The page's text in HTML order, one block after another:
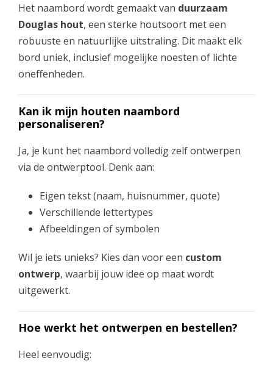
Het naambord wordt gemaakt van duurzaam
Douglas hout, een sterke houtsoort met een
robuuste en natuurlijke uitstraling. Dit maakt elk
bord uniek, inclusief mogelijke noesten of lichte
oneffenheden.
Kan ik mijn houten naambord
personaliseren?
Ja, je kunt het naambord volledig zelf ontwerpen
via de ontwerptool. Denk aan:
Eigen tekst (naam, huisnummer, quote)
Verschillende lettertypes
Afbeeldingen of symbolen
Wil je iets unieks? Kies dan voor een custom
ontwerp, waarbij jouw idee op maat wordt
uitgewerkt.
Hoe werkt het ontwerpen en bestellen?
Heel eenvoudig: